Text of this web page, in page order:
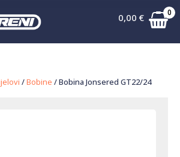
0,00 € 0
/Bobine / Bobina Jonsered GT22/24